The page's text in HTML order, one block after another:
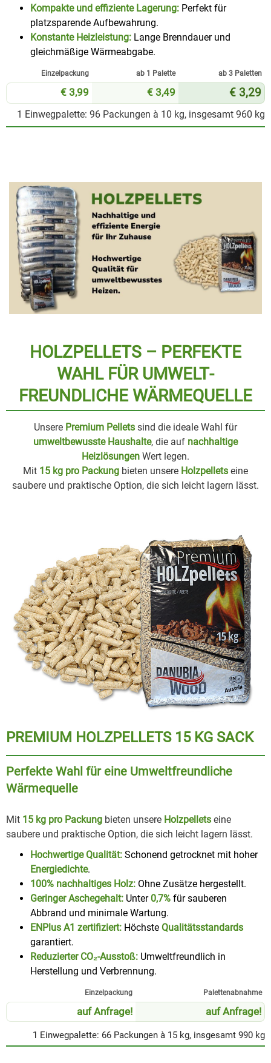
Kompakte und effiziente Lagerung: Perfekt für
platzsparende Aufbewahrung.
Konstante Heizleistung: Lange Brenndauer und
gleichmäßige Wärmeabgabe.
Einzel­packung ab 1 Palette ab 3 Paletten
€ 3,99 € 3,49 € 3,29
1 Einwegpalette: 96 Packungen à 10 kg, insgesamt 960 kg
HOLZPELLETS – PERFEKTE
WAHL FÜR UMWELT­
FREUNDLICHE WÄRMEQUELLE
Unsere Premium Pellets sind die ideale Wahl für
umweltbewusste Haushalte, die auf nachhaltige
Heizlösungen Wert legen.
Mit 15 kg pro Packung bieten unsere Holzpellets eine
saubere und praktische Option, die sich leicht lagern lässt.
PREMIUM HOLZPELLETS 15 KG SACK
Perfekte Wahl für eine Umweltfreundliche
Wärmequelle
Mit 15 kg pro Packung bieten unsere Holzpellets eine
saubere und praktische Option, die sich leicht lagern lässt.
Hochwertige Qualität: Schonend getrocknet mit hoher
Energiedichte.
100% nachhaltiges Holz: Ohne Zusätze hergestellt.
Geringer Aschegehalt: Unter 0,7% für sauberen
Abbrand und minimale Wartung.
ENPlus A1 zertifiziert: Höchste Qualitätsstandards
garantiert.
Reduzierter CO₂-Ausstoß: Umweltfreundlich in
Herstellung und Verbrennung.
Einzel­packung Paletten­abnahme
auf Anfrage! auf Anfrage!
1 Einwegpalette: 66 Packungen à 15 kg, insgesamt 990 kg